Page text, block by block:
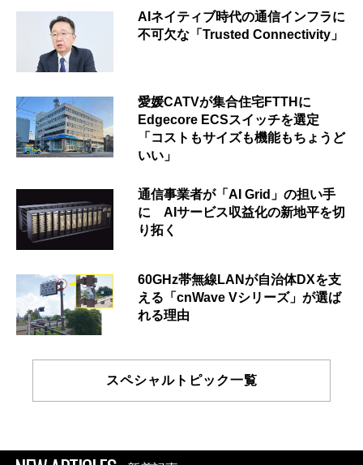
AIネイティブ時代の通信インフラに
不可欠な「Trusted Connectivity」
愛媛CATVが集合住宅FTTHに
Edgecore ECSスイッチを選定
「コストもサイズも機能もちょうど
いい」
通信事業者が「AI Grid」の担い手
に AIサービス収益化の新地平を切
り拓く
60GHz帯無線LANが自治体DXを支
える「cnWave Vシリーズ」が選ば
れる理由
スペシャルトピック一覧